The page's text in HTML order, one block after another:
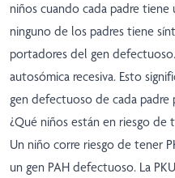
niños cuando cada padre tiene
ninguno de los padres tiene
portadores del gen
autosómica recesiva. Esto
gen defectuoso de cada padre
¿Qué niños están en riesgo de
Un niño corre riesgo de tener
un gen PAH defectuoso. La